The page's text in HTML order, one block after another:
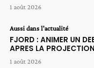
1 août 2026
Aussi dans l'actualité
FJORD : ANIMER UN
APRES LA PROJECTION
1 août 2026